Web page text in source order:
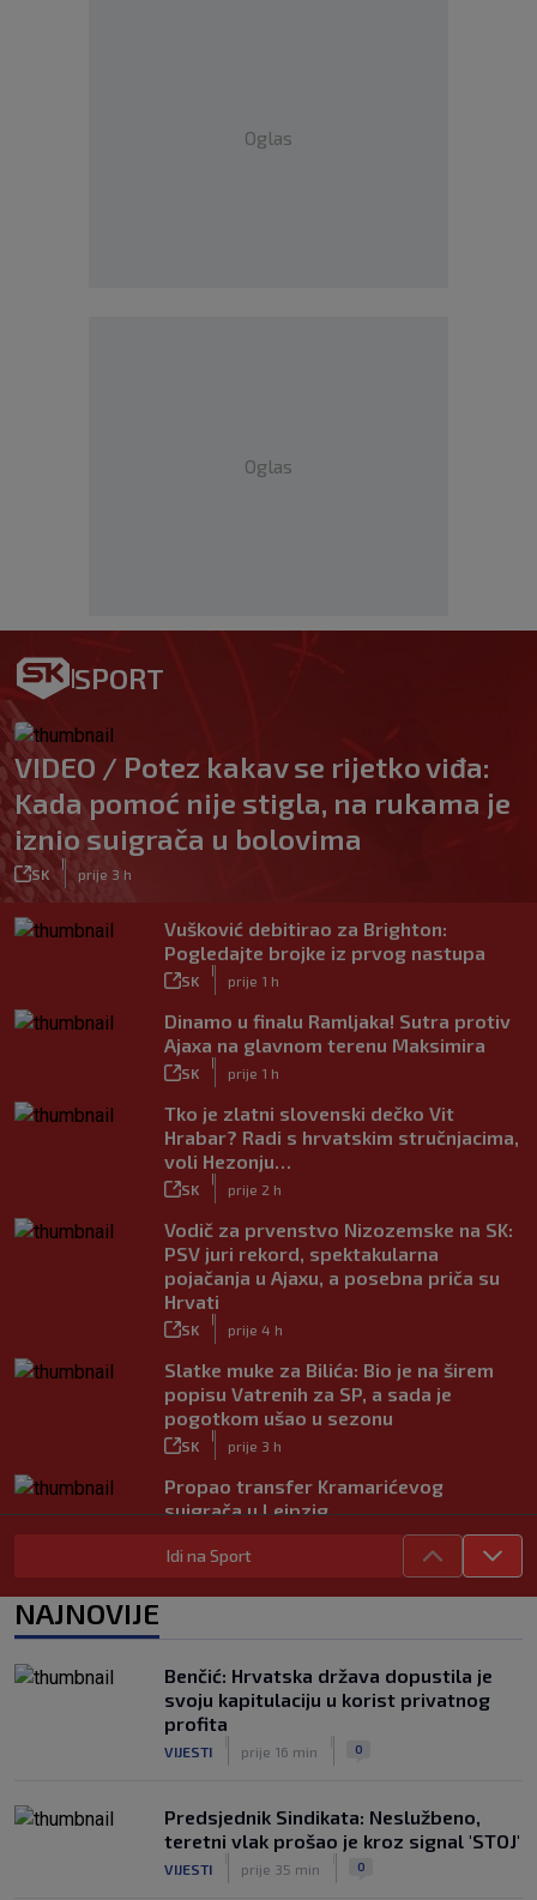
Oglas
Oglas
SPORT
VIDEO / Potez kakav se rijetko viđa:
Kada pomoć nije stigla, na rukama je
iznio suigrača u bolovima
SK prije 3 h
Vušković debitirao za Brighton:
Pogledajte brojke iz prvog nastupa
SK prije 1 h
Dinamo u finalu Ramljaka! Sutra protiv
Ajaxa na glavnom terenu Maksimira
SK prije 1 h
Tko je zlatni slovenski dečko Vit
Hrabar? Radi s hrvatskim stručnjacima,
voli Hezonju…
SK prije 2 h
Vodič za prvenstvo Nizozemske na SK:
PSV juri rekord, spektakularna
pojačanja u Ajaxu, a posebna priča su
Hrvati
SK prije 4 h
Slatke muke za Bilića: Bio je na širem
popisu Vatrenih za SP, a sada je
pogotkom ušao u sezonu
SK prije 3 h
Propao transfer Kramarićevog
suigrača u Leipzig
Dinamov (potencijalni) suparnik u play-
offu Lige prvaka do pobjede u
Modrić se vraća u formu: U porazu
Milana protiv Chelseaja dobio veću
minutažu
|
prije 4 h
Idi na Sport
NAJNOVIJE
Benčić: Hrvatska država dopustila je
svoju kapitulaciju u korist privatnog
profita
VIJESTI prije 16 min 0
Predsjednik Sindikata: Neslužbeno,
teretni vlak prošao je kroz signal 'STOJ'
VIJESTI prije 35 min 0